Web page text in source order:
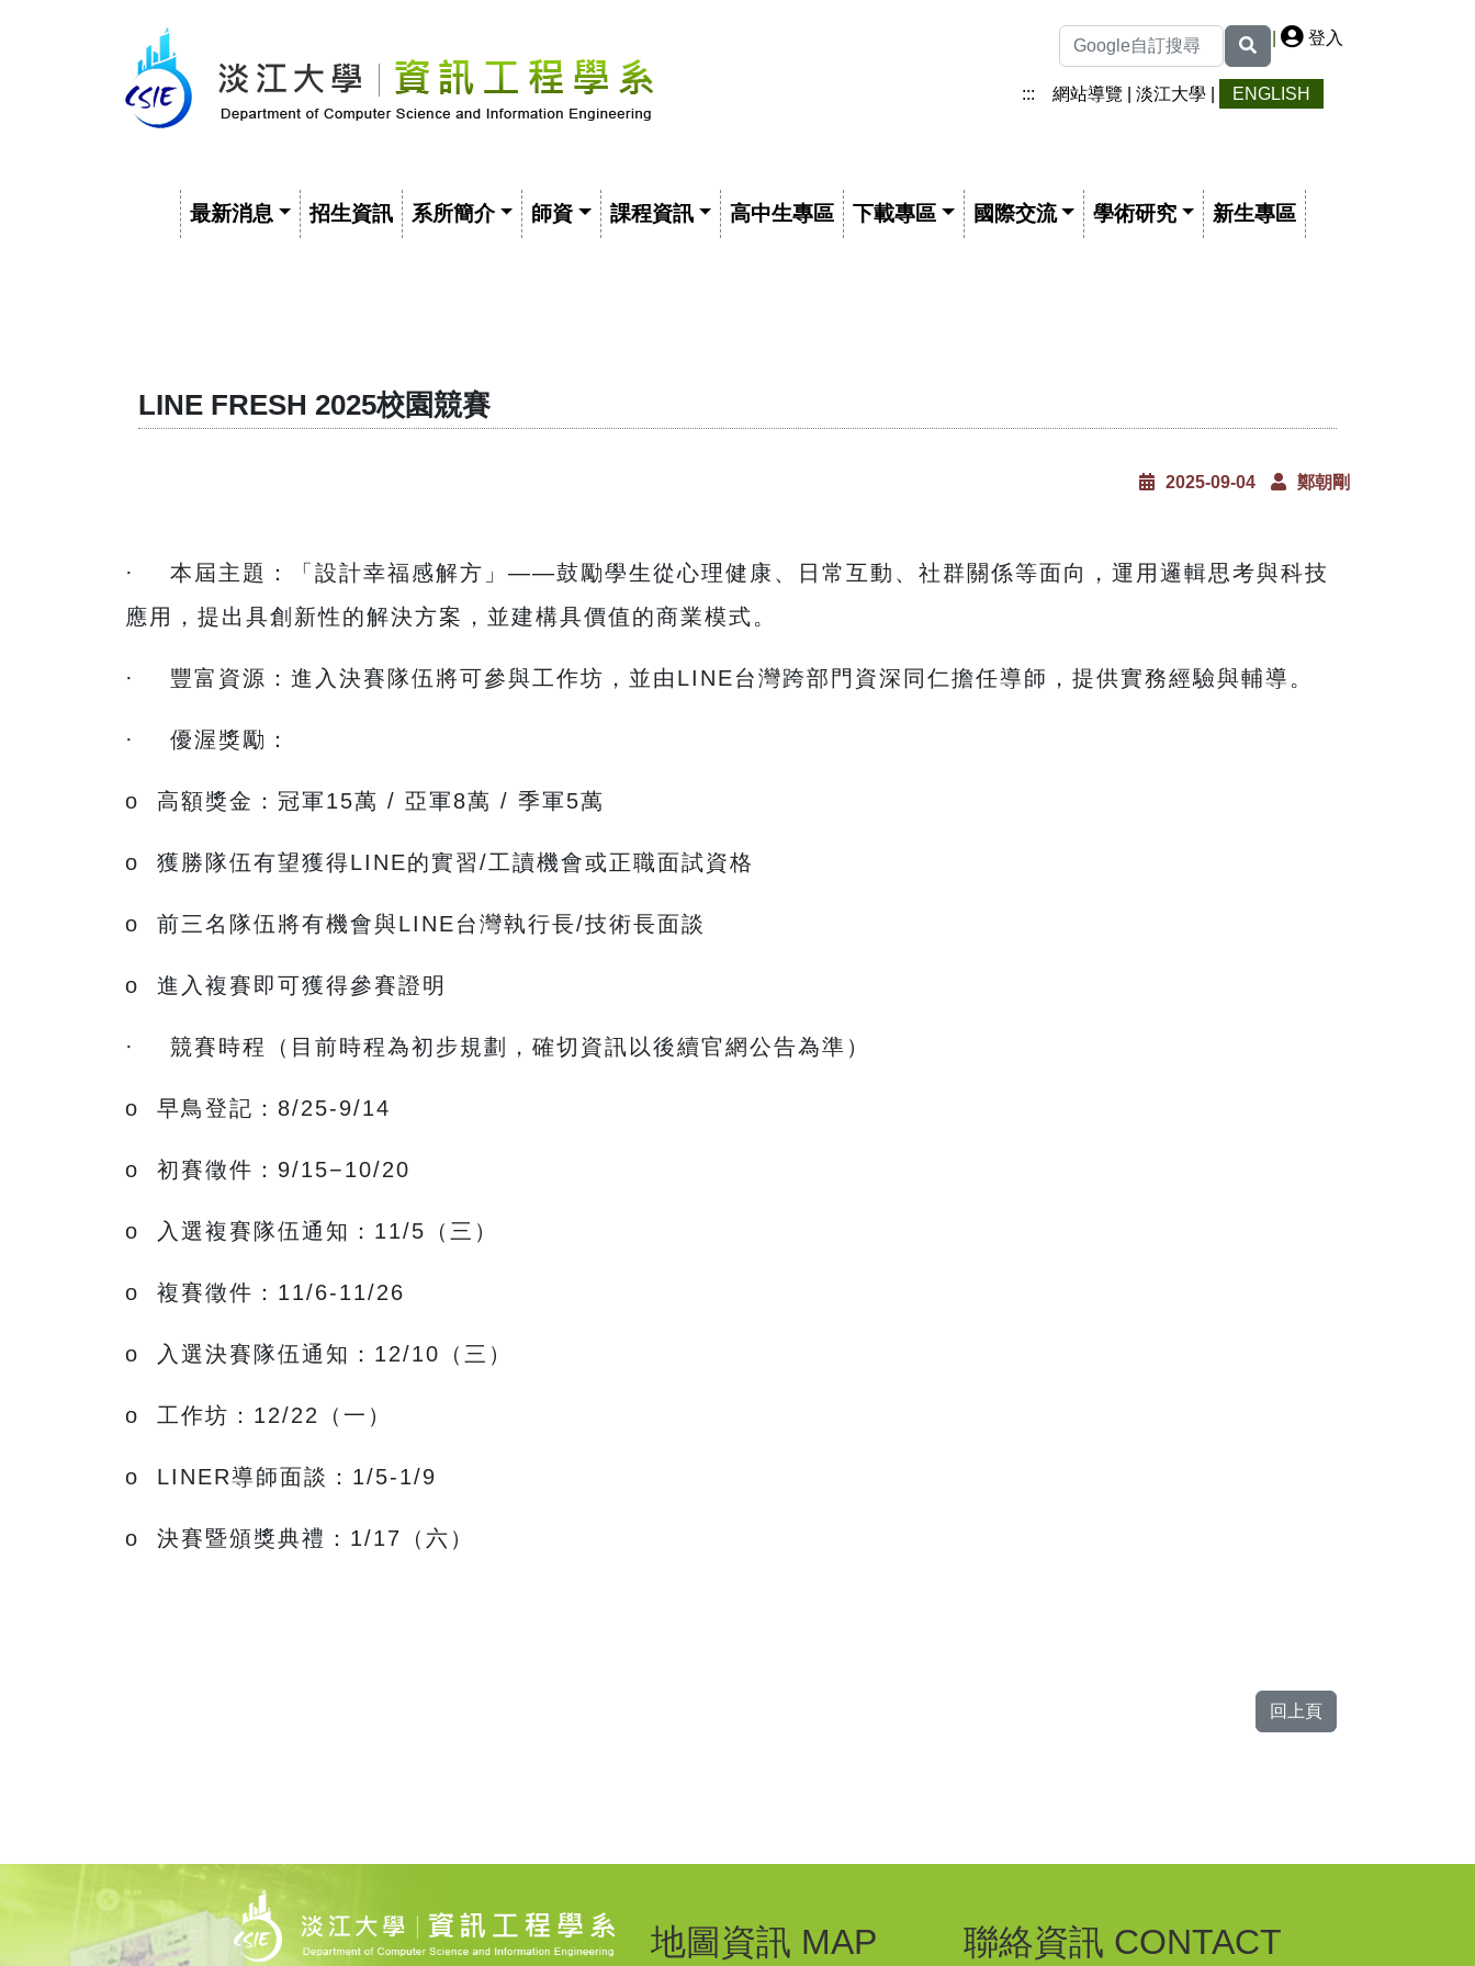
| 登入
::: 網站導覽 淡江大學 ENGLISH
最新消息 招生資訊 系所簡介 師資 課程資訊 高中生專區 下載專區 國際交流 學術研究 新生專區
LINE FRESH 2025校園競賽
2025-09-04 鄭朝剛
· 本屆主題：「設計幸福感解方」——鼓勵學生從心理健康、日常互動、社群關係等面向，運用邏輯思考與科技
應用，提出具創新性的解決方案，並建構具價值的商業模式。
· 豐富資源：進入決賽隊伍將可參與工作坊，並由LINE台灣跨部門資深同仁擔任導師，提供實務經驗與輔導。
· 優渥獎勵：
o 高額獎金：冠軍15萬 / 亞軍8萬 / 季軍5萬
o 獲勝隊伍有望獲得LINE的實習/工讀機會或正職面試資格
o 前三名隊伍將有機會與LINE台灣執行長/技術長面談
o 進入複賽即可獲得參賽證明
· 競賽時程（目前時程為初步規劃，確切資訊以後續官網公告為準）
o 早鳥登記：8/25-9/14
o 初賽徵件：9/15−10/20
o 入選複賽隊伍通知：11/5（三）
o 複賽徵件：11/6-11/26
o 入選決賽隊伍通知：12/10（三）
o 工作坊：12/22（一）
o LINER導師面談：1/5-1/9
o 決賽暨頒獎典禮：1/17（六）
回上頁
::: 地圖資訊 MAP 聯絡資訊 CONTACT